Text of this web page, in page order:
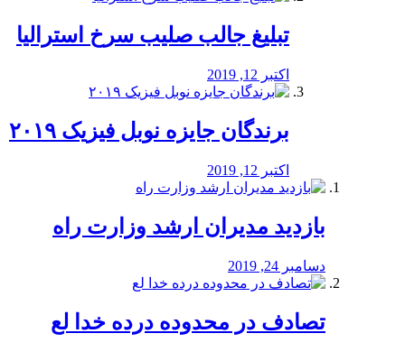
تبلیغ جالب صلیب سرخ استرالیا
اکتبر 12, 2019
برندگان جایزه نوبل فیزیک ۲۰۱۹
اکتبر 12, 2019
بازدید مدیران ارشد وزارت راه
دسامبر 24, 2019
تصادف در محدوده درده خدا لع